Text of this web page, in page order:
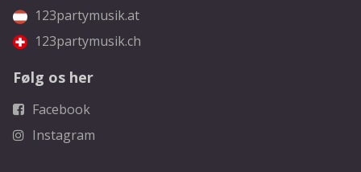
123partymusik.at
123partymusik.ch
Følg os her
Facebook
Instagram